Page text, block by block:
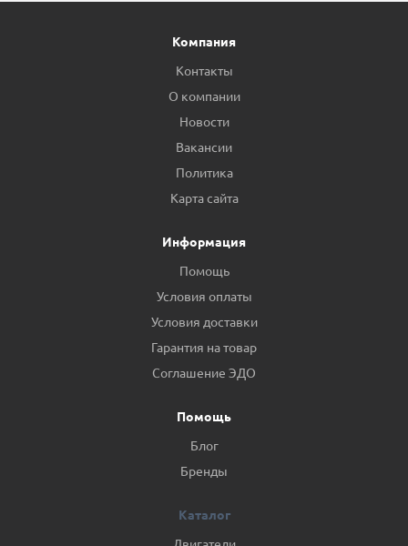
Компания
Контакты
О компании
Новости
Вакансии
Политика
Карта сайта
Информация
Помощь
Условия оплаты
Условия доставки
Гарантия на товар
Соглашение ЭДО
Помощь
Блог
Бренды
Каталог